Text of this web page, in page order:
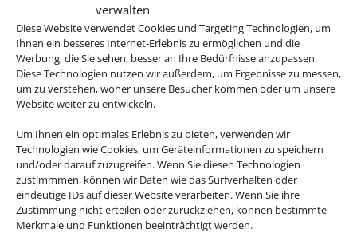
verwalten
Diese Website verwendet Cookies und Targeting Technologien, um
Ihnen ein besseres Internet-Erlebnis zu ermöglichen und die
Werbung, die Sie sehen, besser an Ihre Bedürfnisse anzupassen.
Diese Technologien nutzen wir außerdem, um Ergebnisse zu messen,
um zu verstehen, woher unsere Besucher kommen oder um unsere
Website weiter zu entwickeln.
Um Ihnen ein optimales Erlebnis zu bieten, verwenden wir
Technologien wie Cookies, um Geräteinformationen zu speichern
und/oder darauf zuzugreifen. Wenn Sie diesen Technologien
zustimmmen, können wir Daten wie das Surfverhalten oder
eindeutige IDs auf dieser Website verarbeiten. Wenn Sie ihre
Zustimmung nicht erteilen oder zurückziehen, können bestimmte
Merkmale und Funktionen beeinträchtigt werden.
Neuseeland